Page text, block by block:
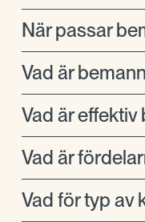
När passar
Vad är
Vad är
Vad är
Vad för typ av